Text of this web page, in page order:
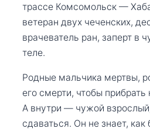
трассе Комсомольск —
ветеран двух чеченских,
врачеватель ран, заперт в
теле.
Родные мальчика мертвы,
его смерти, чтобы
А внутри — чужой
сдаваться. Он не знает, как